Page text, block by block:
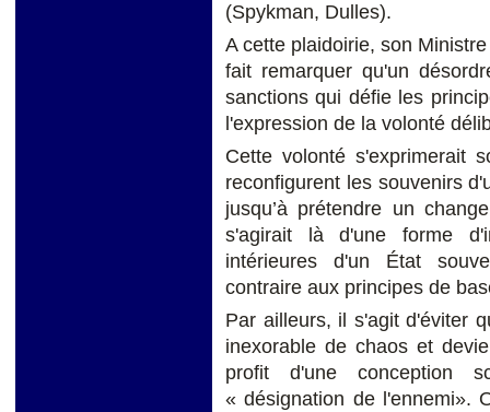
(Spykman, Dulles).
A cette plaidoirie, son
fait remarquer qu'un
sanctions qui défie les
l'expression de la volonté
Cette volonté s'exprimerait
reconfigurent les souvenirs
jusqu’à prétendre un
s'agirait là d'une forme
intérieures d'un État
contraire aux principes de
Par ailleurs, il s'agit d'éviter
inexorable de chaos et
profit d'une conception
« désignation de l'ennemi».